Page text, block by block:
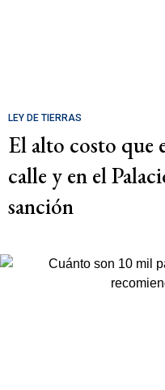
LEY DE TIERRAS
El alto costo que
calle y en el
sanción